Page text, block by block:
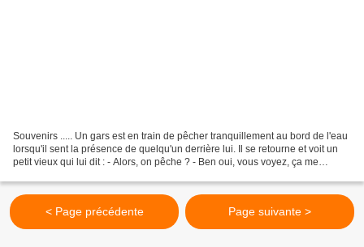
Souvenirs ..... Un gars est en train de pêcher tranquillement au bord de l'eau
lorsqu'il sent la présence de quelqu'un derrière lui. Il se retourne et voit un
petit vieux qui lui dit : - Alors, on pêche ? - Ben oui, vous voyez, ça me
< Page précédente Page suivante >